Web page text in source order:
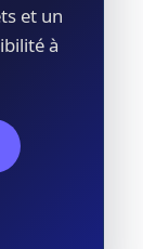
et un
à